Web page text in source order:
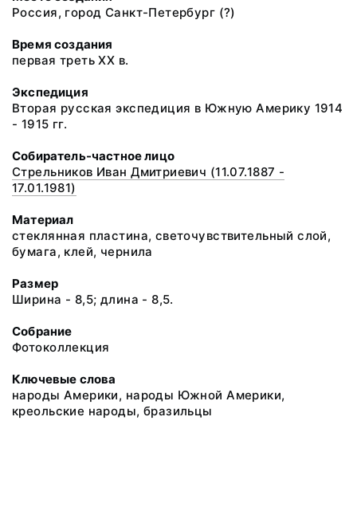
Россия, город Санкт-Петербург (?)
Время создания
первая треть ХХ в.
Экспедиция
Вторая русская экспедиция в Южную Америку 1914
- 1915 гг.
Собиратель-частное лицо
Стрельников Иван Дмитриевич (11.07.1887 -
17.01.1981)
Материал
стеклянная пластина, светочувствительный слой,
бумага, клей, чернила
Размер
Ширина - 8,5; длина - 8,5.
Собрание
Фотоколлекция
Ключевые слова
народы Америки, народы Южной Америки,
креольские народы, бразильцы